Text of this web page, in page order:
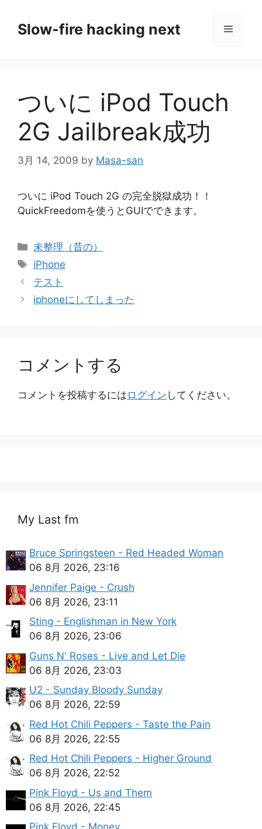
Slow-fire hacking next メ
ついに iPod Touch
2G Jailbreak成功
3月 14, 2009 by Masa-san
ついに iPod Touch 2G の完全脱獄成功！！
QuickFreedomを使うとGUIでできます。
カ
テ
リ
ー
未整理（昔の）
タ
グ
iPhone
テスト
iphoneにしてしまった
コメントする
コメントを投稿するには ログイン してください。
My Last fm
Bruce Springsteen - Red Headed Woman
06 8月 2026, 23:16
Jennifer Paige - Crush
06 8月 2026, 23:11
Sting - Englishman in New York
06 8月 2026, 23:06
Guns N' Roses - Live and Let Die
06 8月 2026, 23:03
U2 - Sunday Bloody Sunday
06 8月 2026, 22:59
Red Hot Chili Peppers - Taste the Pain
06 8月 2026, 22:55
Red Hot Chili Peppers - Higher Ground
06 8月 2026, 22:52
Pink Floyd - Us and Them
06 8月 2026, 22:45
Pink Floyd - Money